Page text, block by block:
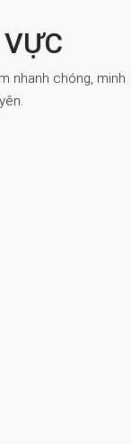
nhanh chóng, minh